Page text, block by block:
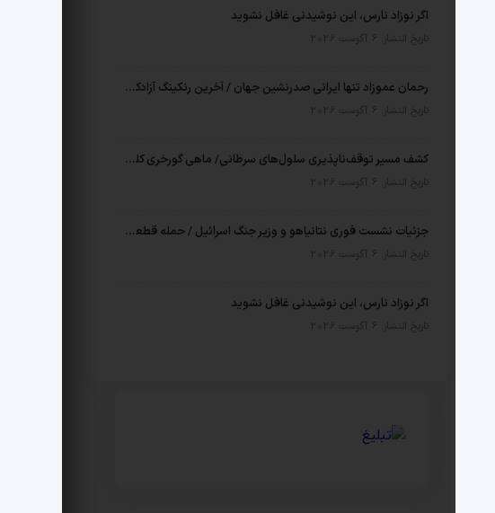
اگر نوزاد نارس، این نوشیدنی غافل نشوید
تاریخ انتشار: 6 آگوست 2026
رحمان عموزاد تنها ایرانی صدرنشین جهان / آخرین رنکینگ آزادکاران اعلام شد
تاریخ انتشار: 6 آگوست 2026
کشف مسیر توقف‌ناپذیری سلول‌های سرطانی/ ماهی گورخری کلید درمان لوسمی شد
تاریخ انتشار: 6 آگوست 2026
جزئیات نشست فوری نتانیاهو و وزیر جنگ اسرائیل / حمله قطعی شد؟
تاریخ انتشار: 6 آگوست 2026
اگر نوزاد نارس، این نوشیدنی غافل نشوید
تاریخ انتشار: 6 آگوست 2026